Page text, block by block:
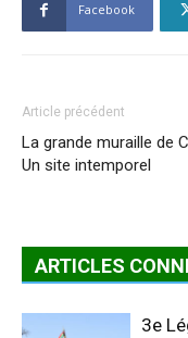
Facebook
Article précédent
La grande muraille de
Un site intemporel
ARTICLES
3e